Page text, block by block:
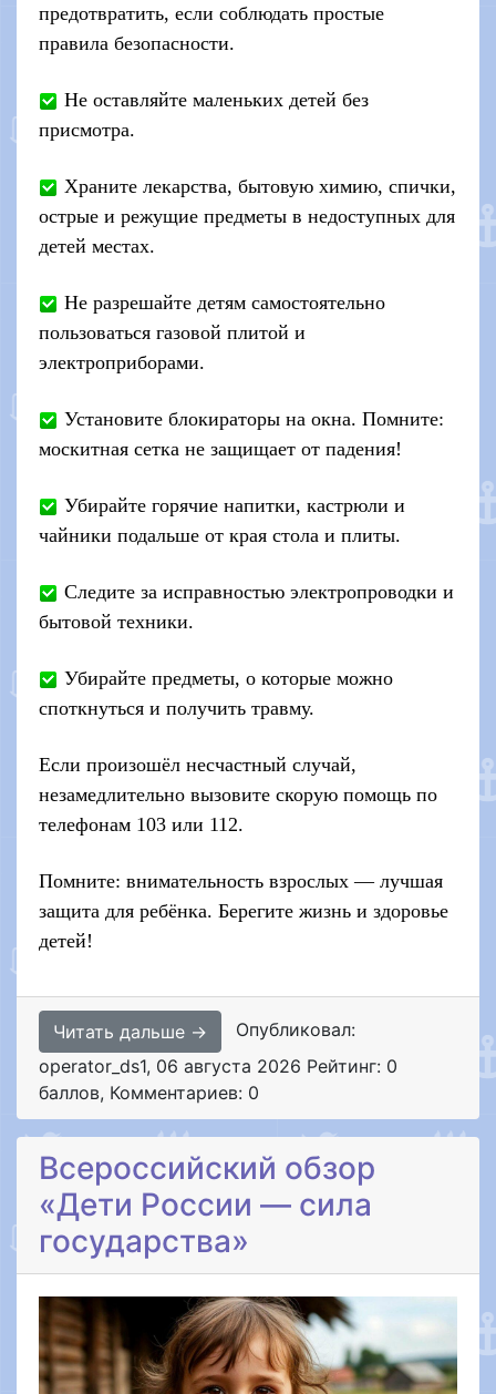
предотвратить, если соблюдать простые
правила безопасности.
Не оставляйте маленьких детей без
присмотра.
Храните лекарства, бытовую химию, спички,
острые и режущие предметы в недоступных для
детей местах.
Не разрешайте детям самостоятельно
пользоваться газовой плитой и
электроприборами.
Установите блокираторы на окна. Помните:
москитная сетка не защищает от падения!
Убирайте горячие напитки, кастрюли и
чайники подальше от края стола и плиты.
Следите за исправностью электропроводки и
бытовой техники.
Убирайте предметы, о которые можно
споткнуться и получить травму.
Если произошёл несчастный случай,
незамедлительно вызовите скорую помощь по
телефонам 103 или 112.
Помните: внимательность взрослых — лучшая
защита для ребёнка. Берегите жизнь и здоровье
детей!
Читать дальше →
Опубликовал:
operator_ds1, 06 августа 2026 Рейтинг: 0
баллов, Комментариев: 0
Всероссийский обзор
«Дети России — сила
государства»